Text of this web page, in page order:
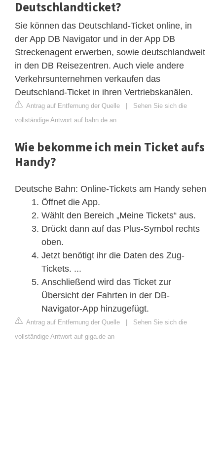
Deutschlandticket?
Sie können das Deutschland-Ticket online, in
der App DB Navigator und in der App DB
Streckenagent erwerben, sowie deutschlandweit
in den DB Reisezentren. Auch viele andere
Verkehrsunternehmen verkaufen das
Deutschland-Ticket in ihren Vertriebskanälen.
Antrag auf Entfernung der Quelle | Sehen Sie sich die
vollständige Antwort auf bahn.de an
Wie bekomme ich mein Ticket aufs
Handy?
Deutsche Bahn: Online-Tickets am Handy sehen
Öffnet die App.
Wählt den Bereich „Meine Tickets“ aus.
Drückt dann auf das Plus-Symbol rechts
oben.
Jetzt benötigt ihr die Daten des Zug-
Tickets. ...
Anschließend wird das Ticket zur
Übersicht der Fahrten in der DB-
Navigator-App hinzugefügt.
Antrag auf Entfernung der Quelle | Sehen Sie sich die
vollständige Antwort auf giga.de an